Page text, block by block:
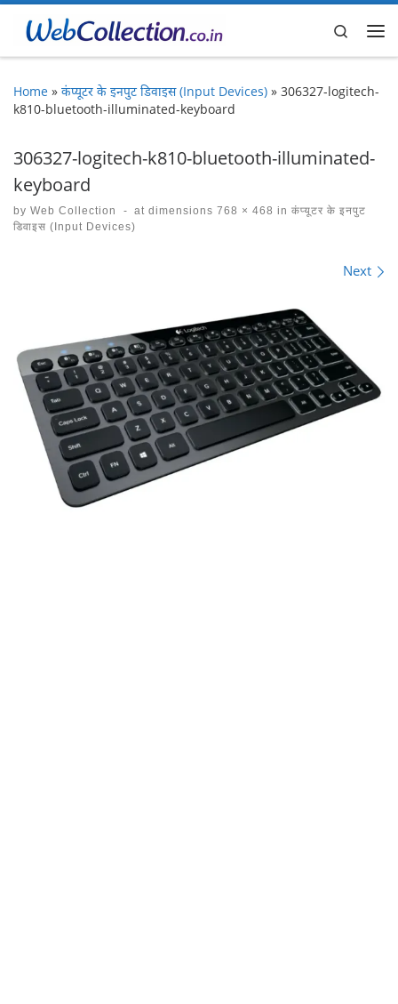
Skip to content
Search
Home » कंप्यूटर के इनपुट डिवाइस (Input Devices) » 306327-logitech-
k810-bluetooth-illuminated-keyboard
306327-logitech-k810-bluetooth-illuminated-
keyboard
by Web Collection - at dimensions 768 × 468 in कंप्यूटर के इनपुट
डिवाइस (Input Devices)
Next